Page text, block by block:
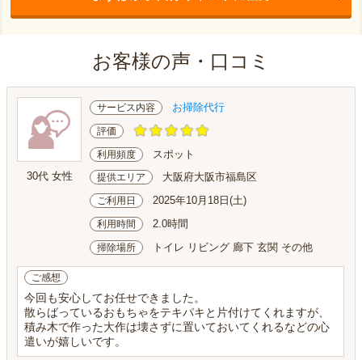
お客様の声・口コミ
30代 女性
サービス内容 お掃除代行
評価
利用頻度 スポット
提供エリア 大阪府大阪市福島区
ご利用日 2025年10月18日(土)
利用時間 2.0時間
掃除場所 トイレ リビング 廊下 玄関 その他
ご感想
今回も安心してお任せできました。
散らばっているおもちゃをテキパキと片付けてくれますが、
積み木で作った大作は壊さずに置いておいてくれるなどの心
遣いが嬉しいです。